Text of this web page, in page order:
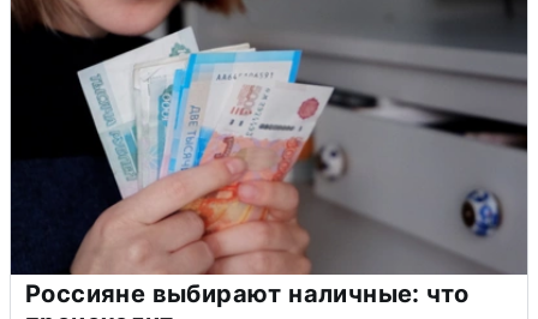
Россияне выбирают наличные: что